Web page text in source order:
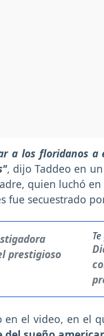
a los floridanos
, dijo Taddeo en
quien luchó
fue secuestrado
el video, en el